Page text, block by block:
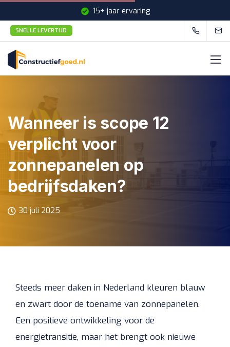
15+ jaar ervaring
SNELLE LEVERTIJD
Wanneer is scope 12
verplicht voor
zonnepanelen op
bedrijfsdaken?
30 juli 2025
Steeds meer daken in Nederland kleuren blauw
en zwart door de toename van zonnepanelen.
Een positieve ontwikkeling voor de
energietransitie, maar het brengt ook nieuwe